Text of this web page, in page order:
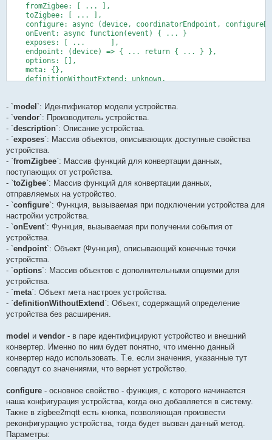
    fromZigbee: [ ... ],
    toZigbee: [ ... ],
configure: async (device, coordinatorEndpoint,
    onEvent: async function(event) { ... }
    exposes: [ ...	],
    endpoint: (device) => { ... return { ... } },
    options: [],
    meta: {},
    definitionWithoutExtend: unknown,
- `model `: Идентификатор модели устройства.
- `vendor`: Производитель устройства.
- `description`: Описание устройства.
- `exposes`: Массив объектов, описывающих доступные свойства
устройства.
- `fromZigbee`: Массив функций для конвертации данных,
поступающих от устройства.
- `toZigbee`: Массив функций для конвертации данных,
отправляемых на устройство.
- `configure`: Функция, вызываемая при подключении устройства для
настройки устройства.
- `onEvent`: Функция, вызываемая при получении события от
устройства.
- `endpoint`: Объект (Функция), описывающий конечные точки
устройства.
- `options`: Массив объектов с дополнительными опциями для
устройства.
- `meta`: Объект мета настроек устройства.
- `definitionWithoutExtend `: Объект, содержащий определение
устройства без расширения.
model и vendor - в паре идентифицируют устройство и внешний
конвертер. Именно по ним будет понятно, что именно данный
конвертер надо использовать. Т.е. если значения, указанные тут
совпадут со значениями, что вернет устройство.
configure - основное свойство - функция, с которого начинается
наша конфигурация устройства, когда оно добавляется в систему.
Также в zigbee2mqtt есть кнопка, позволяющая произвести
реконфигурацию устройства, тогда будет вызван данный метод.
Параметры: